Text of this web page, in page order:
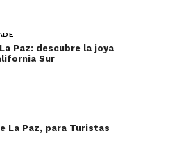
Paz: descubre la joya
Sur
La Paz, para Turistas